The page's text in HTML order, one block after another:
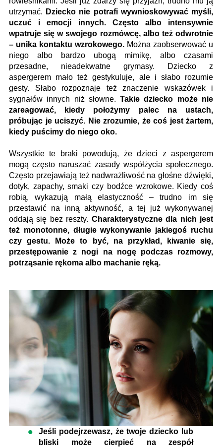
utrzymać. Dziecko nie potrafi wywnioskowywać myśli,
uczuć i emocji innych. Często albo intensywnie
wpatruje się w swojego rozmówcę, albo też odwrotnie
– unika kontaktu wzrokowego. Można zaobserwować u
niego albo bardzo ubogą mimikę, albo czasami
przesadne, nieadekwatne grymasy. Dziecko z
aspergerem mało też gestykuluje, ale i słabo rozumie
gesty. Słabo rozpoznaje też znaczenie wskazówek i
sygnałów innych niż słowne.Takie dziecko może nie
zareagować, kiedy położymy palec na ustach,
próbując je uciszyć. Nie zrozumie, że coś jest żartem,
kiedy puścimy do niego oko.
Wszystkie te braki powodują, że dzieci z aspergerem
mogą często naruszać zasady współżycia społecznego.
Często przejawiają też nadwrażliwość na głośne dźwięki,
dotyk, zapachy, smaki czy bodźce wzrokowe. Kiedy coś
robią, wykazują małą elastyczność – trudno im się
przestawić na inną aktywność, a tej już wykonywanej
oddają się bez reszty. Charakterystyczne dla nich jest
też monotonne, długie wykonywanie jakiegoś ruchu
czy gestu. Może to być, na przykład, kiwanie się,
przestępowanie z nogi na nogę podczas rozmowy,
potrząsanie rękoma albo machanie ręką.
Jeśli podejrzewasz, że twoje dziecko lub
bliski może cierpieć na zespół